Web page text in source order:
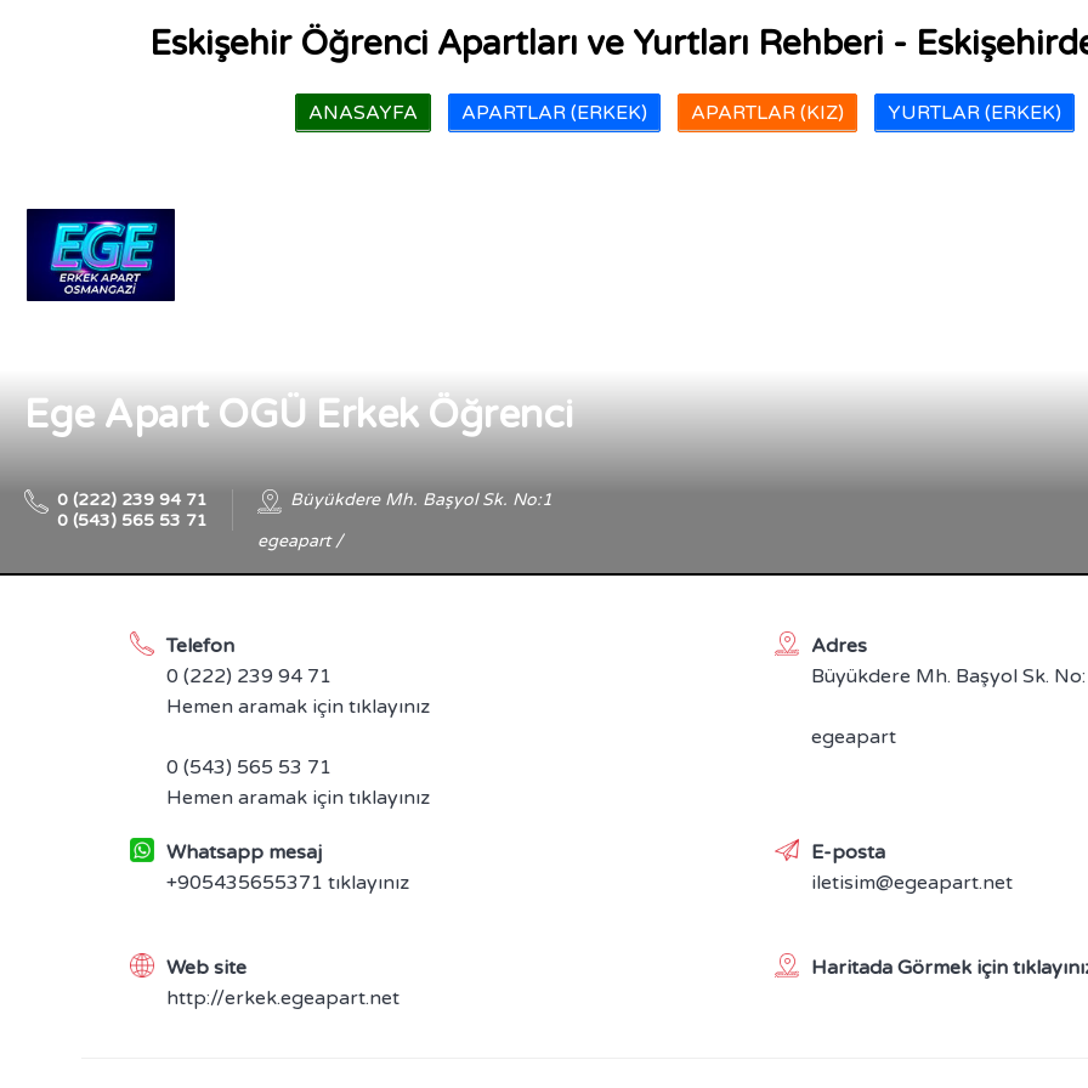
Eskişehir Öğrenci Apartları ve Yurtları Rehberi -
ANASAYFA APARTLAR (ERKEK) APARTLAR (KIZ) YURTLAR (ERKEK)
Ege Apart OGÜ Erkek Öğrenci
0 (222) 239 94 71
0 (543) 565 53 71
Büyükdere Mh. Başyol Sk. No:1
egeapart /
Telefon
0 (222) 239 94 71
Hemen aramak için tıklayınız
0 (543) 565 53 71
Hemen aramak için tıklayınız
Adres
Büyükdere Mh. Başyol Sk.
egeapart
Whatsapp mesaj
+905435655371 tıklayınız
E-posta
iletisim@egeapart.net
Web site
http://erkek.egeapart.net
Haritada Görmek için